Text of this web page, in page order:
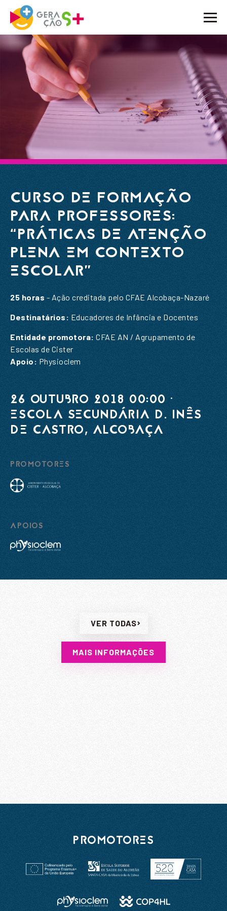
O PROJETO
ATIVIDADES
NOTÍCIAS
BLOG
PARCEIROS
CONTACTOS
CURSO DE FORMAÇÃO
PARA PROFESSORES:
“PRÁTICAS DE ATENÇÃO
PLENA EM CONTEXTO
ESCOLAR”
25 horas - Ação creditada pelo CFAE Alcobaça-Nazaré
Destinatários: Educadores de Infância e Docentes
Entidade promotora: CFAE AN / Agrupamento de
Escolas de Cister
Apoio: Physioclem
26 OUTUBRO 2018 00:00 ·
ESCOLA SECUNDÁRIA D. INÊS
DE CASTRO, ALCOBAÇA
PROMOTORES
APOIOS
VER TODAS
MAIS INFORMAÇÕES
PEDIDO DE INFORMAÇÃO
Nome *
Mensagem
Política de Privacidade
PROMOTORES
NEWSLETTER
Nome*